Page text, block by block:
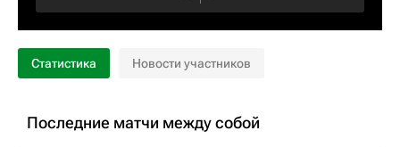
Статистика Новости участников
Последние матчи между собой